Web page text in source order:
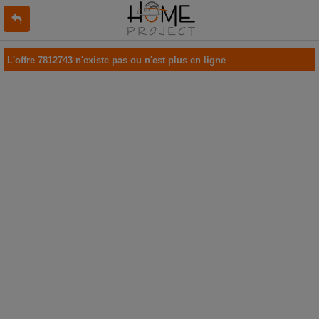
L'offre 7812743 n'existe pas ou n'est plus en ligne